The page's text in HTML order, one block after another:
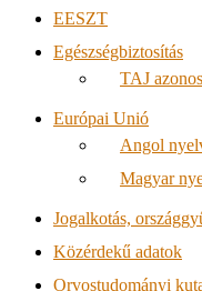
EESZT
Egészségbiztosítás
TAJ
Európai Unió
Angol
Magyar
Jogalkotás,
Közérdekű adatok
Orvostudományi